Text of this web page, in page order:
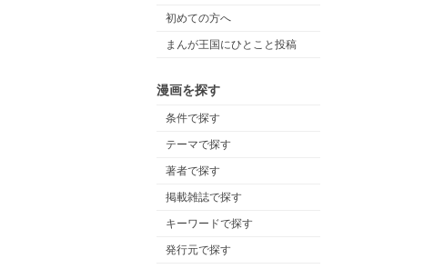
初めての方へ
まんが王国にひとこと投稿
漫画を探す
条件で探す
テーマで探す
著者で探す
掲載雑誌で探す
キーワードで探す
発行元で探す